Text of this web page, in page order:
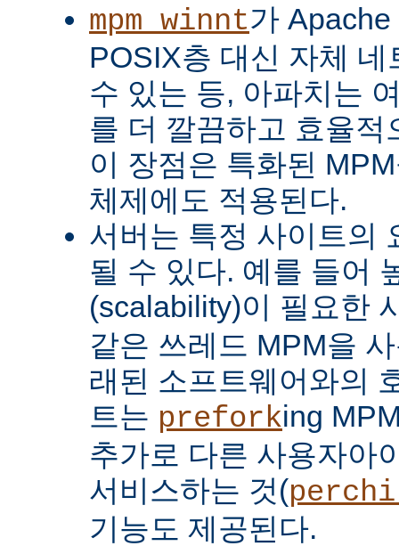
mpm_winnt가
POSIX층 대신 자체
수 있는 등, 아파치는
를 더 깔끔하고 효율적
이 장점은 특화된
체제에도 적용된다.
서버는 특정 사이트의
될 수 있다. 예를 들어
(scalability)이 필요한
같은 쓰레드 MPM을
래된 소프트웨어와의
트는 preforking
추가로 다른 사용자아
서비스하는 것(
기능도 제공된다.